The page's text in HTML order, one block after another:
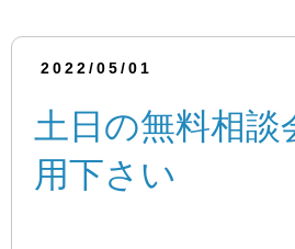
2022/05/01
土日の無料相談
用下さい